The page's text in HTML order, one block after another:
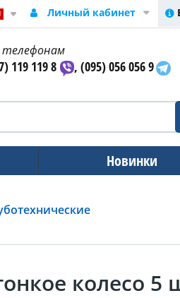
Личный кабинет
телефонам
119 119 8 , (095) 056 056 9
Новинки
колесо 5